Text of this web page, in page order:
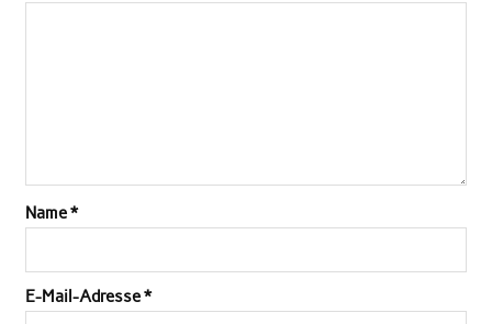
Name*
E-Mail-Adresse*